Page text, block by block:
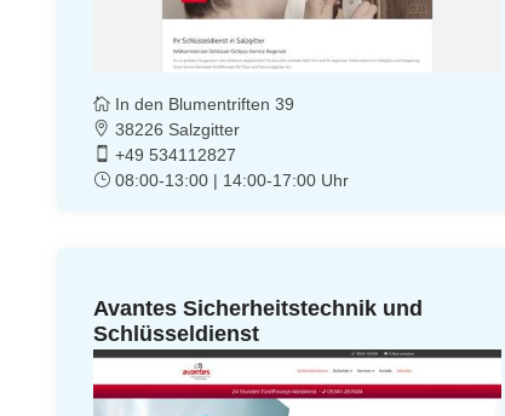
In den Blumentriften 39
38226 Salzgitter
+49 534112827
08:00-13:00 | 14:00-17:00 Uhr
Avantes Sicherheitstechnik und
Schlüsseldienst